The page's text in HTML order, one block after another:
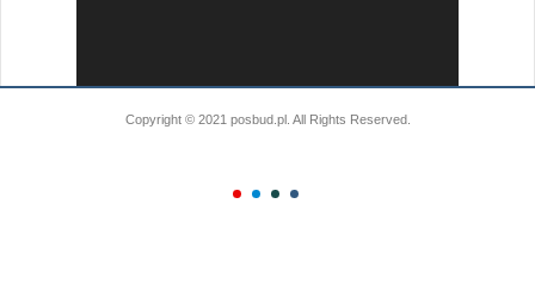
Copyright © 2021 posbud.pl. All Rights Reserved.